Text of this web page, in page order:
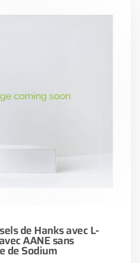
de Hanks avec L-
AANE sans
de Sodium